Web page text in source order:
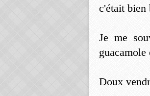
c'était bien
Je me
Doux